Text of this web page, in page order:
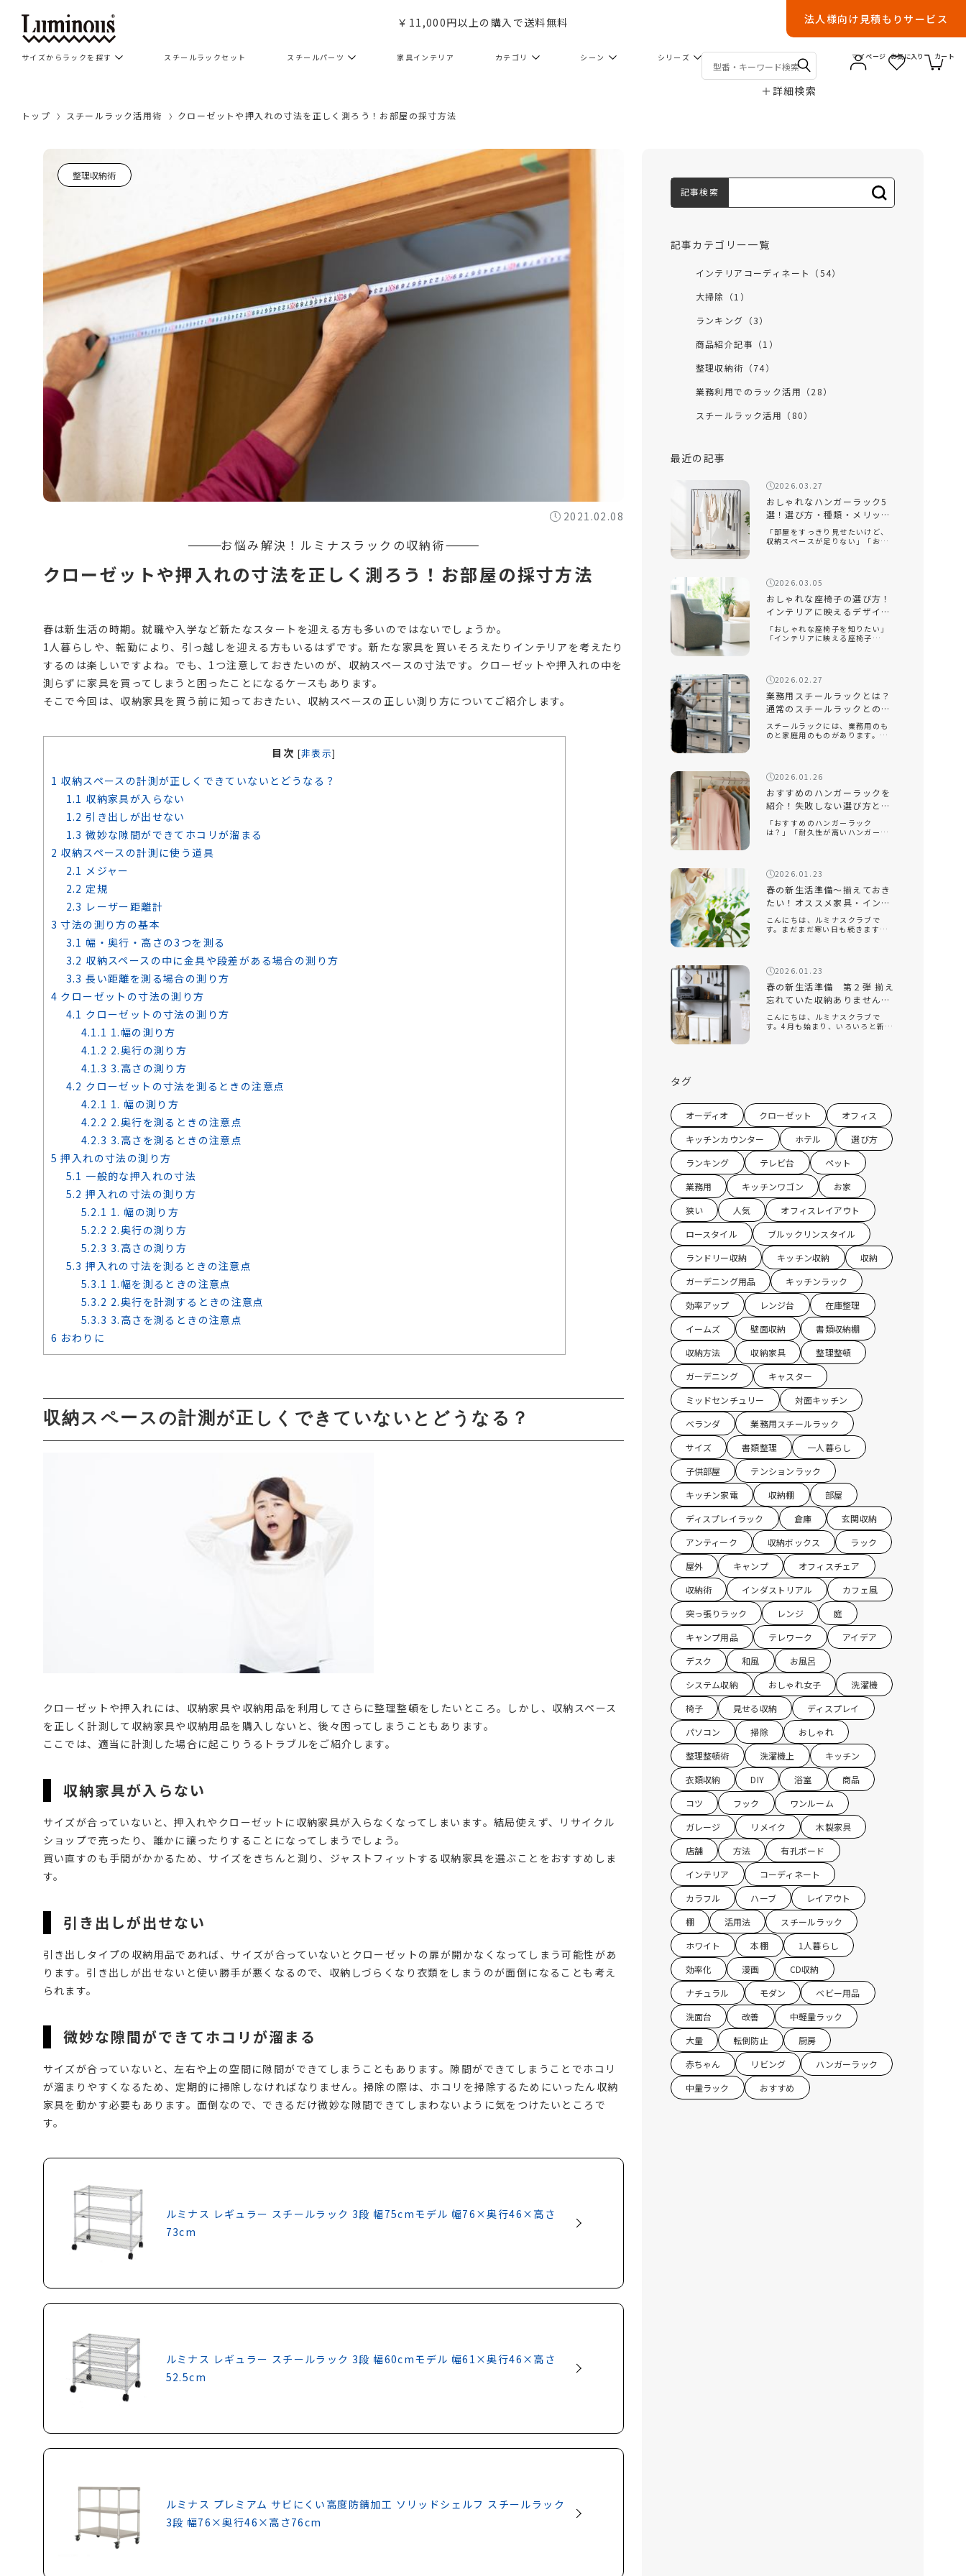
￥11,000円以上の購入で送料無料 法人様向け見積もりサービス
サイズからラックを探す スチールラックセット スチールパーツ 家具インテリア カテゴリ シーン シリーズ
＋ 詳細検索
マイページ お気に入り カート
トップ スチールラック活用術 クローゼットや押入れの寸法を正しく測ろう！お部屋の採寸方法
整理収納術
2021.02.08
クローゼットや押入れの寸法を正しく測ろう！お部屋の採寸方法
春は新生活の時期。就職や入学など新たなスタートを迎える方も多いのではないでしょうか。
1人暮らしや、転勤により、引っ越しを迎える方もいるはずです。新たな家具を買いそろえたりインテリアを考えたり
するのは楽しいですよね。でも、1つ注意しておきたいのが、収納スペースの寸法です。クローゼットや押入れの中を
測らずに家具を買ってしまうと困ったことになるケースもあります。
そこで今回は、収納家具を買う前に知っておきたい、収納スペースの正しい測り方についてご紹介します。
目次 [非表示]
1 収納スペースの計測が正しくできていないとどうなる？
1.1 収納家具が入らない
1.2 引き出しが出せない
1.3 微妙な隙間ができてホコリが溜まる
2 収納スペースの計測に使う道具
2.1 メジャー
2.2 定規
2.3 レーザー距離計
3 寸法の測り方の基本
3.1 幅・奥行・高さの3つを測る
3.2 収納スペースの中に金具や段差がある場合の測り方
3.3 長い距離を測る場合の測り方
4 クローゼットの寸法の測り方
4.1 クローゼットの寸法の測り方
4.1.1 1.幅の測り方
4.1.2 2.奥行の測り方
4.1.3 3.高さの測り方
4.2 クローゼットの寸法を測るときの注意点
4.2.1 1. 幅の測り方
4.2.2 2.奥行を測るときの注意点
4.2.3 3.高さを測るときの注意点
5 押入れの寸法の測り方
5.1 一般的な押入れの寸法
5.2 押入れの寸法の測り方
5.2.1 1. 幅の測り方
5.2.2 2.奥行の測り方
5.2.3 3.高さの測り方
5.3 押入れの寸法を測るときの注意点
5.3.1 1.幅を測るときの注意点
5.3.2 2.奥行を計測するときの注意点
5.3.3 3.高さを測るときの注意点
6 おわりに
収納スペースの計測が正しくできていないとどうなる？
クローゼットや押入れには、収納家具や収納用品を利用してさらに整理整頓をしたいところ。しかし、収納スペース
を正しく計測して収納家具や収納用品を購入しないと、後々困ってしまうこともあります。
ここでは、適当に計測した場合に起こりうるトラブルをご紹介します。
収納家具が入らない
サイズが合っていないと、押入れやクローゼットに収納家具が入らなくなってしまいます。結局使えず、リサイクル
ショップで売ったり、誰かに譲ったりすることになってしまうでしょう。
買い直すのも手間がかかるため、サイズをきちんと測り、ジャストフィットする収納家具を選ぶことをおすすめしま
す。
引き出しが出せない
引き出しタイプの収納用品であれば、サイズが合っていないとクローゼットの扉が開かなくなってしまう可能性があ
ります。引き出しが出せないと使い勝手が悪くなるので、収納しづらくなり衣類をしまうのが面倒になることも考え
られます。
微妙な隙間ができてホコリが溜まる
サイズが合っていないと、左右や上の空間に隙間ができてしまうこともあります。隙間ができてしまうことでホコリ
が溜まりやすくなるため、定期的に掃除しなければなりません。掃除の際は、ホコリを掃除するためにいったん収納
家具を動かす必要もあります。面倒なので、できるだけ微妙な隙間できてしまわないように気をつけたいところで
す。
ルミナス レギュラー スチールラック 3段 幅75cmモデル 幅76×奥行46×高さ
73cm
ルミナス レギュラー スチールラック 3段 幅60cmモデル 幅61×奥行46×高さ
52.5cm
ルミナス プレミアム サビにくい高度防錆加工 ソリッドシェルフ スチールラック
3段 幅76×奥行46×高さ76cm
記事検索
記事カテゴリー一覧
インテリアコーディネート（54）
大掃除（1）
ランキング（3）
商品紹介記事（1）
整理収納術（74）
業務利用でのラック活用（28）
スチールラック活用（80）
最近の記事
2026.03.27
おしゃれなハンガーラック5
選！選び方・種類・メリット
を徹底解説
「部屋をすっきり見せたいけど、
収納スペースが足りない」「おし
れなハンガーラックは、衣類を収
納するだけでなく、インテリアと
して空間を […]
2026.03.05
おしゃれな座椅子の選び方！
インテリアに映えるデザイン
と快適性を両立するコツ
「おしゃれな座椅子を知りたい」
「インテリアに映える座椅子
性の高い座椅子が数多く販売され
ています。中でも、おしゃれで部
屋を広く見せる […]
2026.02.27
業務用スチールラックとは？
通常のスチールラックとの違
いと選ぶポイントを解説！
スチールラックには、業務用のも
のと家庭用のものがあります。業
か。また、オフィスや倉庫で使用
する場合、どのようなポイントに
注意して選べ […]
2026.01.26
おすすめのハンガーラックを
紹介！失敗しない選び方とル
ミナスクラブ人気モデルを解
説
「おすすめのハンガーラック
は？」「耐久性が高いハンガーラ
手軽に取り入れられるアイテムと
して人気なのがハンガーラックで
す。クローゼッ […]
2026.01.23
春の新生活準備～揃えておき
たい！オススメ家具・インテ
リア～
こんにちは、ルミナスクラブで
す。まだまだ寒い日も続きます
回は、そんな新生活の『引っ越
し』をテーマに、揃えておくと便
利なオススメの家 […]
2026.01.23
春の新生活準備 第２弾 揃え
忘れていた収納ありません
か？キッチン収納編
こんにちは、ルミナスクラブで
す。4月も始まり、いろいろと新し
タグ
オーディオ クローゼット
オフィス
キッチンカウンター
ホテル
選び方
ランキング
テレビ台
ペット
業務用
キッチンワゴン
お家
狭い
人気
オフィスレイアウト
ロースタイル
ブルックリンスタイル
ランドリー収納
キッチン収納
収納
ガーデニング用品
キッチンラック
効率アップ
レンジ台
在庫整理
イームズ
壁面収納
書類収納棚
収納方法
収納家具
整理整頓
ガーデニング
キャスター
ミッドセンチュリー
対面キッチン
ベランダ
業務用スチールラック
サイズ
書類整理
一人暮らし
子供部屋
テンションラック
キッチン家電
収納棚
部屋
ディスプレイラック
倉庫
玄関収納
アンティーク
収納ボックス
ラック
屋外
キャンプ
オフィスチェア
収納術
インダストリアル
カフェ風
突っ張りラック
レンジ
庭
キャンプ用品
テレワーク
アイデア
デスク
和風
お風呂
システム収納
おしゃれ女子
洗濯機
椅子
見せる収納
ディスプレイ
パソコン
掃除
おしゃれ
整理整頓術
洗濯機上
キッチン
衣類収納
DIY 浴室
商品
コツ
フック
ワンルーム
ガレージ
リメイク
木製家具
店舗
方法
有孔ボード
インテリア
コーディネート
カラフル
ハーブ
レイアウト
棚
活用法
スチールラック
ホワイト
本棚
1人暮らし
効率化
漫画
CD収納
ナチュラル
モダン
ベビー用品
洗面台
改善
中軽量ラック
大量
転倒防止
厨房
赤ちゃん
リビング
ハンガーラック
中量ラック
おすすめ